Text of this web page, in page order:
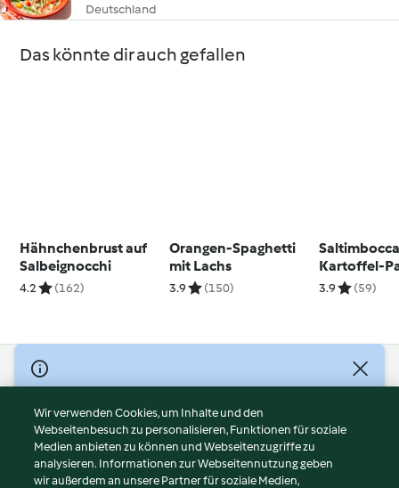
Deutschland
Das könnte dir auch gefallen
Hähnchenbrust auf
Salbeignocchi
4.2 (162)
Orangen-Spaghetti
mit Lachs
3.9 (150)
Kartoffel-
Gemüse
3.9 (59)
© Copyright 2026
Nutzungsbedingungen
Datenschutzrichtlinien
Disclaimer
Impressum
Wir verwenden Cookies, um Inhalte und den
Webseitenbesuch zu personalisieren, Funktionen für soziale
Medien anbieten zu können und Webseitenzugriffe zu
analysieren. Informationen zur Webseitennutzung geben
wir außerdem an unsere Partner für soziale Medien,